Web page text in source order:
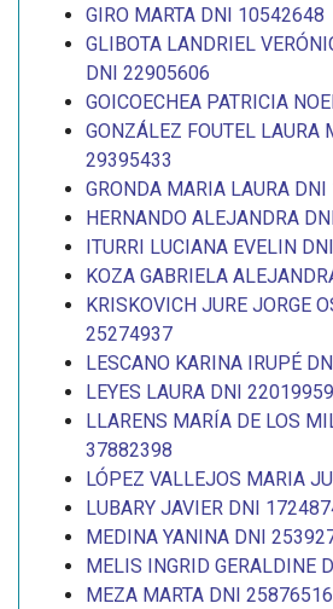
GIRO MARTA DNI 10542648
GLIBOTA LANDRIEL
DNI 22905606
GOICOECHEA PATRICIA
GONZÁLEZ FOUTEL LAURA
29395433
GRONDA MARIA LAURA
HERNANDO ALEJANDRA
ITURRI LUCIANA EVELIN
KOZA GABRIELA
KRISKOVICH JURE JORGE
25274937
LESCANO KARINA IRUPÉ
LEYES LAURA DNI 22019959
LLARENS MARÍA DE LOS
37882398
LÓPEZ VALLEJOS MARIA
LUBARY JAVIER DNI
MEDINA YANINA DNI
MELIS INGRID GERALDINE
MEZA MARTA DNI 25876516